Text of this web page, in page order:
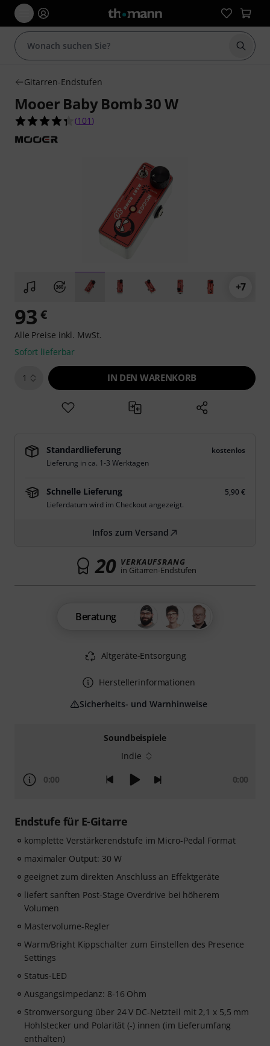
Suche
Gitarren-Endstufen
Mooer Baby Bomb 30 W
4.3 von 5 Sternen aus 101 Kundenbewertungen
(101 )
+7
Soundbeispiele
Indie
0:00 0:00
Endstufe für E-Gitarre
komplette Verstärkerendstufe im Micro-Pedal Format
maximaler Output: 30 W
geeignet zum direkten Anschluss an Effektgeräte
liefert sanften Post-Stage Overdrive bei höherem
Volumen
Mastervolume-Regler
Warm/Bright Kippschalter zum Einstellen des Presence
Settings
Status-LED
Ausgangsimpedanz: 8-16 Ohm
Stromversorgung über 24 V DC-Netzteil mit 2,1 x 5,5 mm
Hohlstecker und Polarität (-) innen (im Lieferumfang
enthalten)
93 €
Alle Preise inkl. MwSt.
Sofort lieferbar
1 IN DEN WARENKORB
Standardlieferung
kostenlos
Lieferung in ca. 1-3 Werktagen
Schnelle Lieferung
5,90 €
Lieferdatum wird im Checkout angezeigt.
Infos zum Versand
20 VERKAUFSRANG
in Gitarren-Endstufen
Beratung
Altgeräte-Entsorgung
Herstellerinformationen
Sicherheits- und Warnhinweise